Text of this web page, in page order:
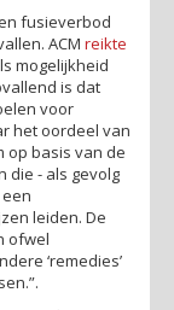
fusieverbod
ACM reikte
mogelijkheid
is dat
voor
het oordeel van
op basis van de
die - als gevolg
leiden. De
ofwel
‘remedies’